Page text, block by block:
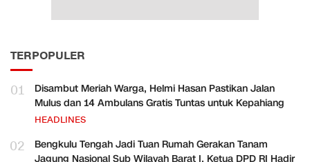
TERPOPULER
01
Disambut Meriah Warga, Helmi Hasan Pastikan Jalan
Mulus dan 14 Ambulans Gratis Tuntas untuk Kepahiang
HEADLINES
02
Bengkulu Tengah Jadi Tuan Rumah Gerakan Tanam
Jagung Nasional Sub Wilayah Barat I, Ketua DPD RI Hadir